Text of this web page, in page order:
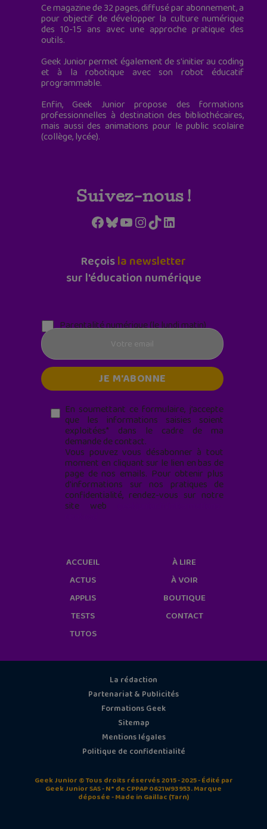
Ce magazine de 32 pages, diffusé par abonnement, a
pour objectif de développer la culture numérique
des 10-15 ans avec une approche pratique des
outils.
Geek Junior permet également de s'initier au coding
et à la robotique avec son robot éducatif
programmable.
Enfin, Geek Junior propose des formations
professionnelles à destination des bibliothécaires,
mais aussi des animations pour le public scolaire
(collège, lycée).
Suivez-nous !
Facebook
Bluesky
YouTube
Instagram
TikTokLinkedIn
Reçoisla newsletter
sur l'éducation numérique
Parentalité numérique (le lundi matin)
En soumettant ce formulaire, j’accepte
que les informations saisies soient
exploitées* dans le cadre de ma
demande de contact.
Vous pouvez vous désabonner à tout
moment en cliquant sur le lien en bas de
page de nos emails. Pour obtenir plus
d'informations sur nos pratiques de
confidentialité, rendez-vous sur notre
site web
ACCUEIL
ACTUS
APPLIS
TESTS
TUTOS
À LIRE
À VOIR
BOUTIQUE
CONTACT
La rédaction
Partenariat & Publicités
Formations Geek
Sitemap
Mentions légales
Politique de confidentialité
Geek Junior © Tous droits réservés 2015 - 2025 - Édité par
Geek Junior SAS - N° de CPPAP 0621W93953. Marque
déposée - Made in Gaillac (Tarn)